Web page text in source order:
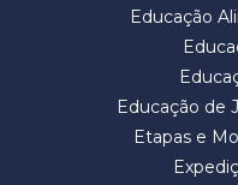
Educação
Educação de
Etapas e